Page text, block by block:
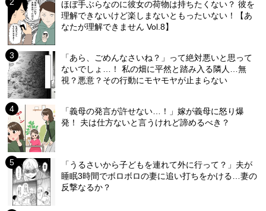
ほぼ手ぶらなのに彼女の荷物は持ちたくない？ 彼を
理解できないけど楽しまないともったいない！【あ
なたが理解できません Vol.8】
「あら、ごめんなさいね？」って絶対悪いと思って
ないでしょ…！ 私の畑に平然と踏み入る隣人…無
視？悪意？その行動にモヤモヤが止まらない
「義母の発言が許せない…！」嫁が義母に怒り爆
発！ 夫は仕方ないと言うけれど諦めるべき？
「うるさいから子どもを連れて外に行って？」夫が
睡眠3時間でボロボロの妻に追い打ちをかける…妻の
反撃なるか？